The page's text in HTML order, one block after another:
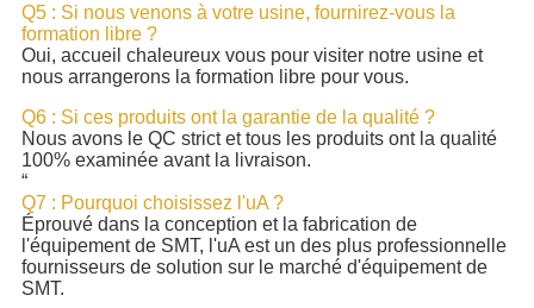
Q5 : Si nous venons à votre usine, fournirez-vous la
formation libre ?
Oui, accueil chaleureux vous pour visiter notre usine et
nous arrangerons la formation libre pour vous.
Q6 : Si ces produits ont la garantie de la qualité ?
Nous avons le QC strict et tous les produits ont la qualité
100% examinée avant la livraison.
“
Q7 : Pourquoi choisissez l'uA ?
Éprouvé dans la conception et la fabrication de
l'équipement de SMT, l'uA est un des plus professionnelle
fournisseurs de solution sur le marché d'équipement de
SMT.